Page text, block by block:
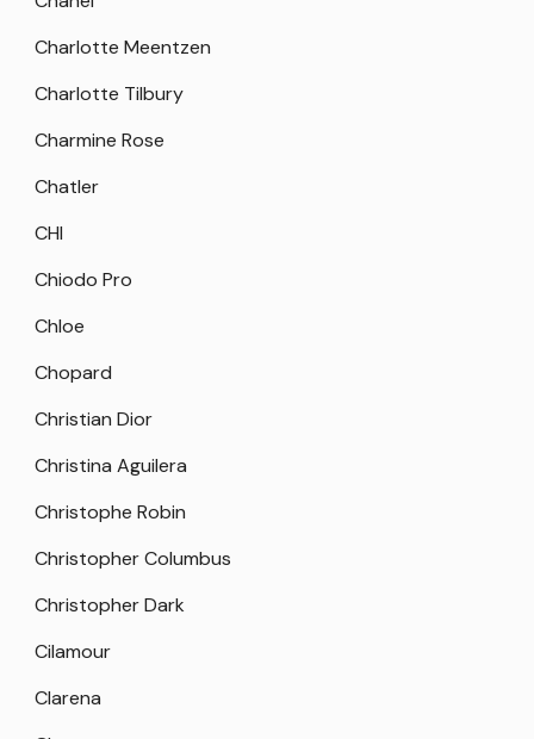
Charlotte Meentzen
Charlotte Tilbury
Charmine Rose
Chatler
CHI
Chiodo Pro
Chloe
Chopard
Christian Dior
Christina Aguilera
Christophe Robin
Christopher Columbus
Christopher Dark
Cilamour
Clarena